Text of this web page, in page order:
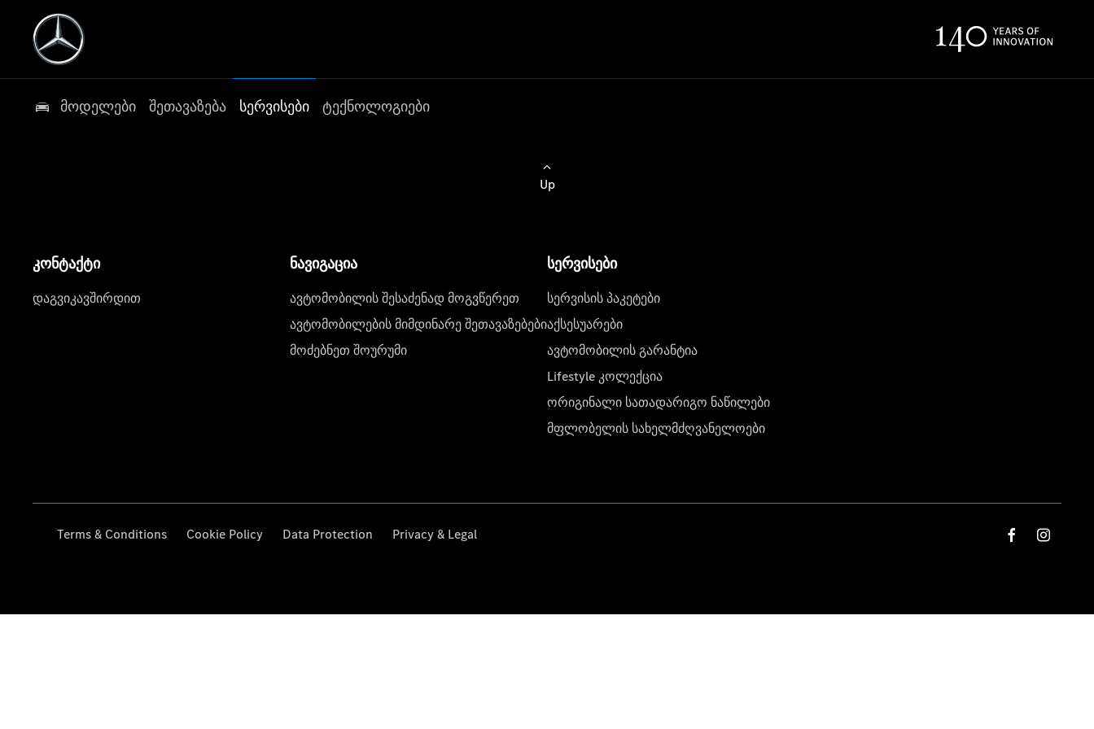
მოდელები შეთავაზება სერვისები ტექნოლოგიები
Up
კონტაქტი
დაგვიკავშირდით
ნავიგაცია
ავტომობილის შესაძენად მოგვწერეთ
ავტომობილების მიმდინარე შეთავაზებები
მოძებნეთ შოურუმი
სერვისები
სერვისის პაკეტები
აქსესუარები
ავტომობილის გარანტია
Lifestyle კოლექცია
ორიგინალი სათადარიგო ნაწილები
მფლობელის სახელმძღვანელოები
Terms & Conditions Cookie Policy Data Protection Privacy & Legal